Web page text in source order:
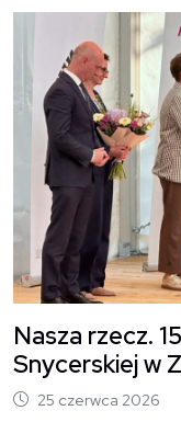
Nasza rzecz.
Snycerskiej w
25 czerwca 2026